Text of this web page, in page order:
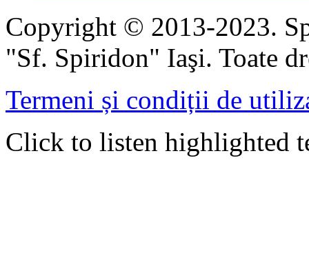
Copyright © 2013-2023.
"Sf. Spiridon" Iaşi. Toate
Termeni și condiții de
Click to listen highlighted